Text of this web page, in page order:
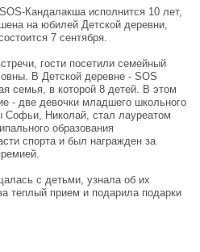
Кандалакша исполнится 10 лет,
на юбилей Детской деревни,
7 сентября.
гости посетили семейный
В Детской деревне - SOS
семья, в которой 8 детей. В этом
- две девочки младшего школьного
Софьи, Николай, стал лауреатом
образования
спорта и был награжден за
с детьми, узнала об их
теплый прием и подарила подарки